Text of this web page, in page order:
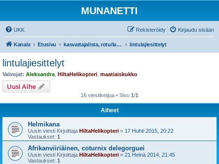
MUNANETTI
UKK Kirjaudu sisään
Rekisteröidy
Kanala Etusivu kasvattajalista, rotu/lajiesittelyt, siipikarjatarvikekaupat lintulajiesittelyt
lintulajiesittelyt
Valvojat: Aleksandra HiltaHelikopteri maatiaiskukko
Uusi Aihe
16 viestiketjua • Sivu 1/1
Aiheet
Helmikana
Uusin viesti Kirjoittaja HiltaHelikopteri « 17 Huhti 2015, 20:22
Vastaukset: 1
Afrikanviiriäinen, coturnix delegorguei
Uusin viesti Kirjoittaja HiltaHelikopteri « 21 Heinä 2014, 21:45
Vastaukset: 1